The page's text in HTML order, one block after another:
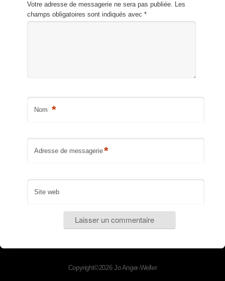
Votre adresse de messagerie ne sera pas publiée. Les
champs obligatoires sont indiqués avec*
Nom *
Adresse de messagerie*
Site web
Copyright©2026 Jo Anger-Weller